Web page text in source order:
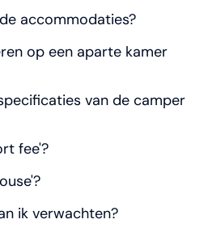
accommodaties?
op een aparte kamer
van de camper
fee'?
ik verwachten?